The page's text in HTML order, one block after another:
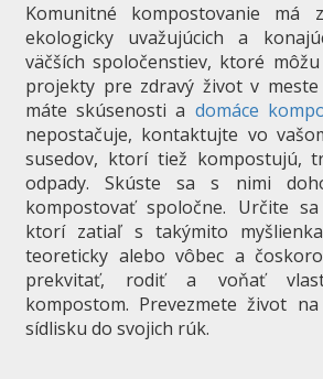
Komunitné kompostovanie má
ekologicky uvažujúcich a
väčších spoločenstiev, ktoré
projekty pre zdravý život v
máte skúsenosti a domáce
nepostačuje, kontaktujte vo
susedov, ktorí tiež kompostujú,
odpady. Skúste sa s nimi
kompostovať spoločne. Určite
ktorí zatiaľ s takýmito
teoreticky alebo vôbec a
prekvitať, rodiť a voňať
kompostom. Prevezmete život
sídlisku do svojich rúk.